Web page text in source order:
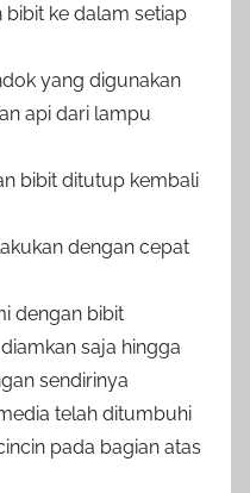
bibit ke dalam setiap
yang digunakan
api dari lampu
bibit ditutup kembali
dengan cepat
dengan bibit
saja hingga
sendirinya
telah ditumbuhi
pada bagian atas